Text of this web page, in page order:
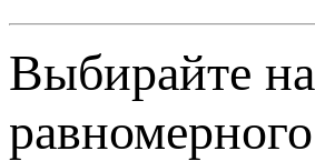
Выбирайте